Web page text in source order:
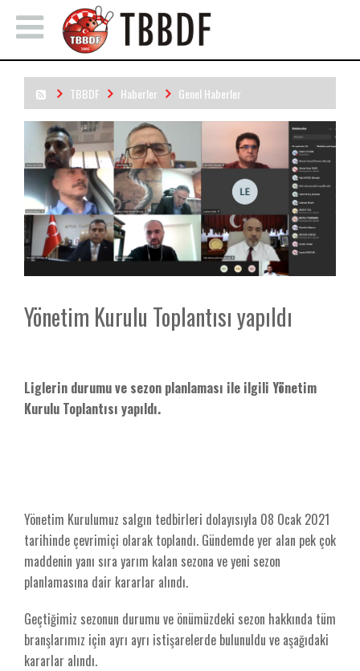
TBBDF Haberler
Genel Haberler
Yönetim Kurulu Toplantısı yapıldı
Yönetim Kurulu Toplantısı yapıldı
Liglerin durumu ve sezon planlaması ile ilgili Yönetim
Kurulu Toplantısı yapıldı.
Yönetim Kurulumuz salgın tedbirleri dolayısıyla 08 Ocak 2021
tarihinde çevrimiçi olarak toplandı. Gündemde yer alan pek çok
maddenin yanı sıra yarım kalan sezona ve yeni sezon
planlamasına dair kararlar alındı.
Geçtiğimiz sezonun durumu ve önümüzdeki sezon hakkında tüm
branşlarımız için ayrı ayrı istişarelerde bulunuldu ve aşağıdaki
kararlar alındı.